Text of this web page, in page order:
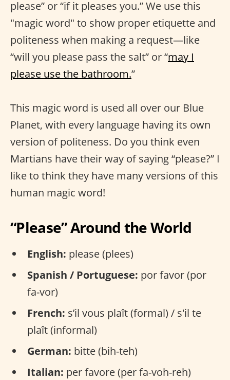
please” or “if it pleases you.” We use this
"magic word" to show proper etiquette and
politeness when making a request—like
“will you please pass the salt” or “may I
please use the bathroom.”
This magic word is used all over our Blue
Planet, with every language having its own
version of politeness. Do you think even
Martians have their way of saying “please?” I
like to think they have many versions of this
human magic word!
“Please” Around the World
English: please (plees)
Spanish / Portuguese: por favor (por
fa-vor)
French: s’il vous plaît (formal) / s'il te
plaît (informal)
German: bitte (bih-teh)
Italian: per favore (per fa-voh-reh)